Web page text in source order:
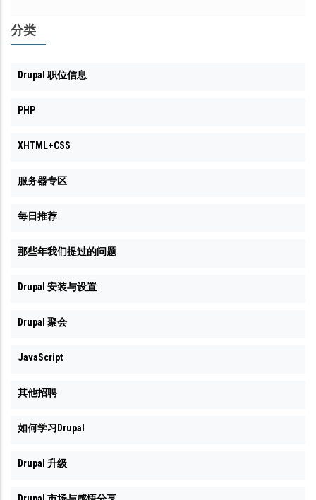
分类
Drupal 职位信息
PHP
XHTML+CSS
服务器专区
每日推荐
那些年我们提过的问题
Drupal 安装与设置
Drupal 聚会
JavaScript
其他招聘
如何学习Drupal
Drupal 升级